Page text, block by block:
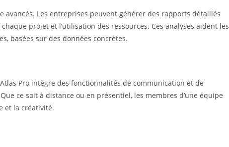
avancés. Les entreprises peuvent générer des rapports détaillés
projet et l’utilisation des ressources. Ces analyses aident les
basées sur des données concrètes.
Pro intègre des fonctionnalités de communication et de
ce soit à distance ou en présentiel, les membres d’une équipe
et la créativité.